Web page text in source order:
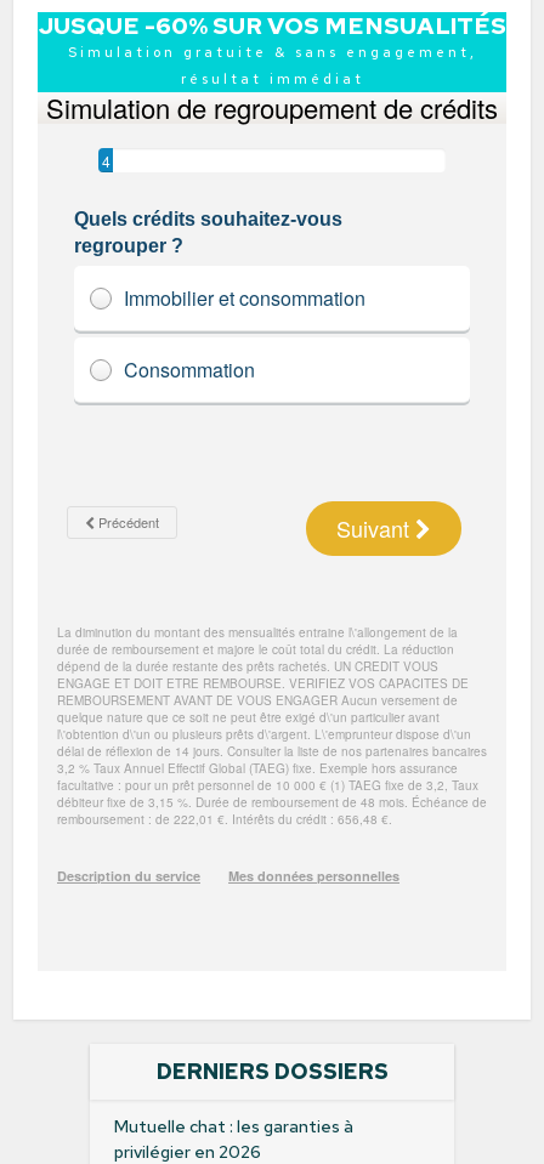
JUSQUE -60% SUR VOS MENSUALITÉS
Simulation gratuite & sans engagement,
résultat immédiat
DERNIERS DOSSIERS
Mutuelle chat : les garanties à
privilégier en 2026